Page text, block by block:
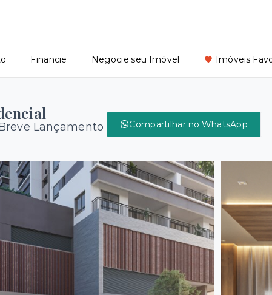
Financie Negocie seu Imóvel Imóveis
Lançamento
Compartilhar no WhatsApp